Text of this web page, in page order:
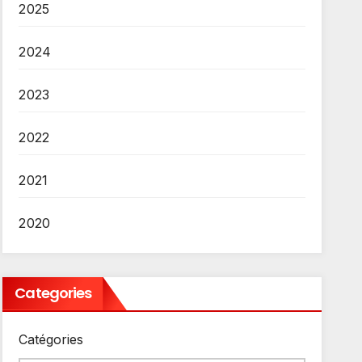
2025
2024
2023
2022
2021
2020
Categories
Catégories